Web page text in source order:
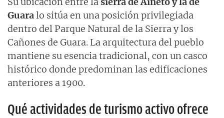
Guaralo sitúa en una posición privilegiada
dentro del Parque Natural de la Sierra y los
Cañones de Guara. La arquitectura del pueblo
mantiene su esencia tradicional, con un casco
histórico donde predominan las edificaciones
anteriores a 1900.
Qué actividades de turismo activo ofrece